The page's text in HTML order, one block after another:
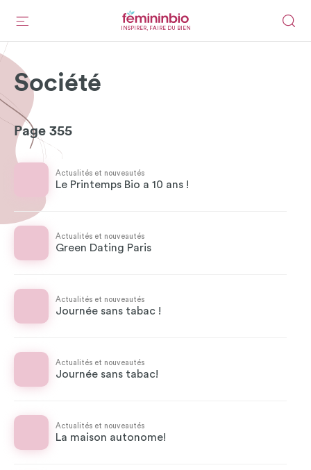
INSPIRER, FAIRE DU BIEN
Société
Page 355
Actualités et nouveautés
Le Printemps Bio a 10 ans !
Actualités et nouveautés
Green Dating Paris
Actualités et nouveautés
Journée sans tabac !
Actualités et nouveautés
Journée sans tabac!
Actualités et nouveautés
La maison autonome!